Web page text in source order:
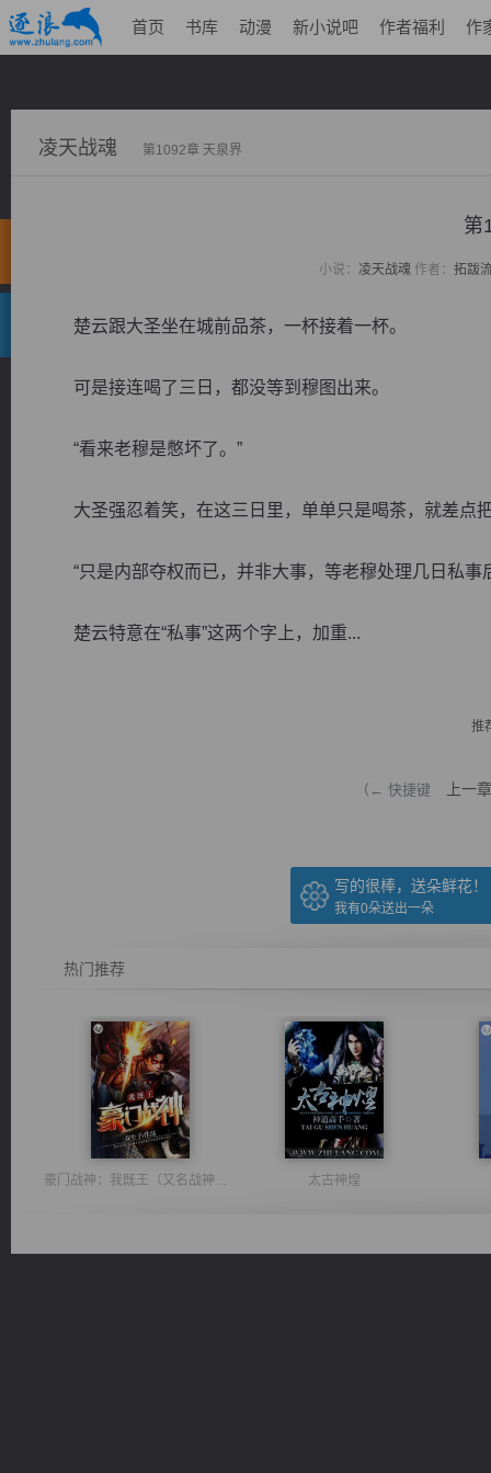
首页 书库 动漫 新小说吧 作者福利 作
凌天战魂 第1092章 天泉界
第
小说： 凌天战魂作者： 拓跋
楚云跟大圣坐在城前品茶，一杯接着一杯。
可是接连喝了三日，都没等到穆图出来。
“看来老穆是憋坏了。”
大圣强忍着笑，在这三日里，单单只是喝茶，就差点
“只是内部夺权而已，并非大事，等老穆处理几日私事
楚云特意在“私事”这两个字上，加重...
推
（← 快捷键 上一章
写的很棒，送朵鲜花！
我有0朵送出一朵
热门推荐
豪门战神：我既王（又名战神归来不败神婿修罗战神） 太古神煌